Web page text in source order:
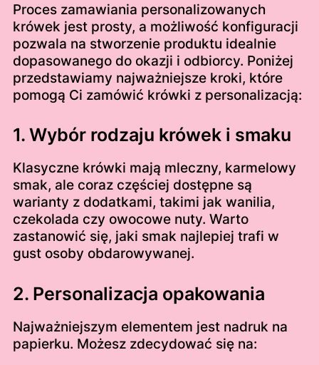
Proces zamawiania personalizowanych
krówek jest prosty, a możliwość konfiguracji
pozwala na stworzenie produktu idealnie
dopasowanego do okazji i odbiorcy. Poniżej
przedstawiamy najważniejsze kroki, które
pomogą Ci zamówić krówki z personalizacją:
1. Wybór rodzaju krówek i smaku
Klasyczne krówki mają mleczny, karmelowy
smak, ale coraz częściej dostępne są
warianty z dodatkami, takimi jak wanilia,
czekolada czy owocowe nuty. Warto
zastanowić się, jaki smak najlepiej trafi w
gust osoby obdarowywanej.
2. Personalizacja opakowania
Najważniejszym elementem jest nadruk na
papierku. Możesz zdecydować się na: